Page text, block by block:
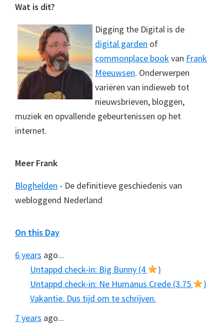
Footer
Wat is dit?
Digging the Digital is de
digital garden of
commonplace bookvan Frank
Meeuwsen. Onderwerpen
variëren van indieweb tot
nieuwsbrieven, bloggen,
muziek en opvallende gebeurtenissen op het
internet.
Meer Frank
Bloghelden - De definitieve geschiedenis van
webloggend Nederland
On this Day
6 years ago...
Untappd check-in: Big Bunny (4
)
Untappd check-in: Ne Humanus Crede (3.75
)
Vakantie. Dus tijd om te schrijven.
7 years ago...